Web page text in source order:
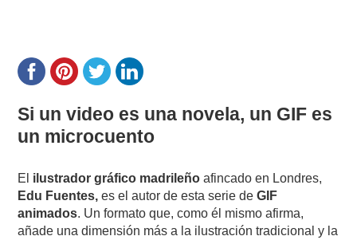
Si un video es una novela, un GIF es
un microcuento
El ilustrador gráfico madrileño afincado en Londres,
Edu Fuentes, es el autor de esta serie deGIF
animados. Un formato que, como él mismo afirma,
añade una dimensión más a la ilustración tradicional y la